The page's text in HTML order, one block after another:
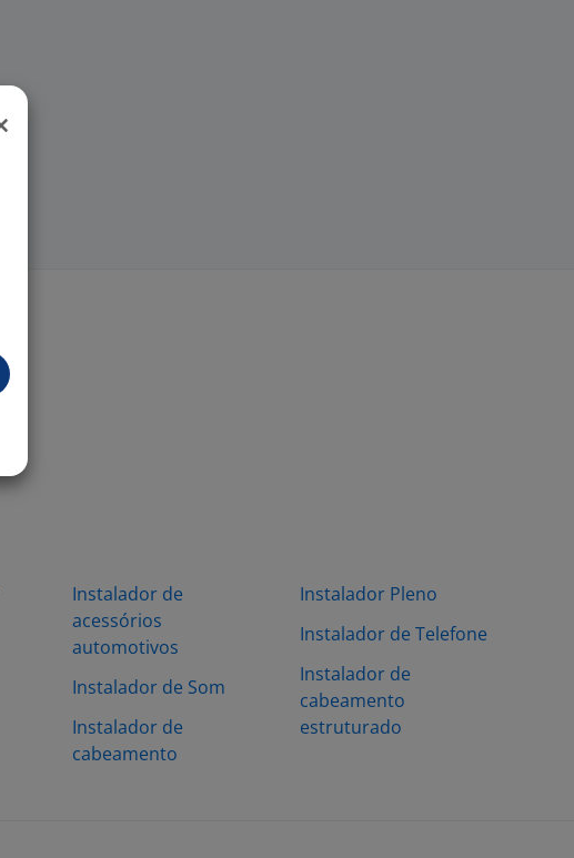
Instalador de
acessórios
automotivos
Instalador de Som
Instalador de
cabeamento
Instalador Pleno
Instalador de Telefone
Instalador de
cabeamento
estruturado